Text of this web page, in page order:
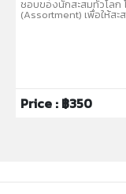
ชอบของนักสะสมทั่วโลก
(Assortment) เพื่อให้สะ
Price : ฿350